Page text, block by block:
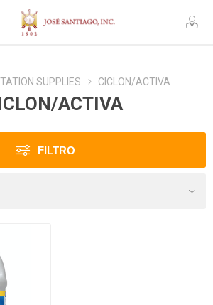
SUPPLIES CICLON/ACTIVA
ACTIVA
FILTRO